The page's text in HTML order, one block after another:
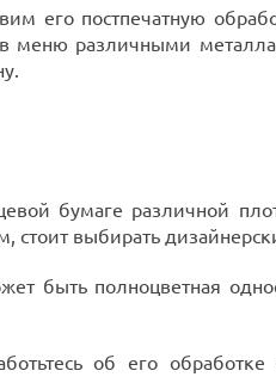
его постпечатную
меню различными
бумаге различной
выбирать
быть полноцветная
об его